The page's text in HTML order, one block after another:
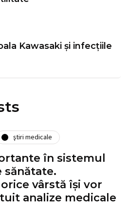
Kawasaki și infecțiile
ştiri medicale
în sistemul
sănătate.
vârstă își vor
analize medicale